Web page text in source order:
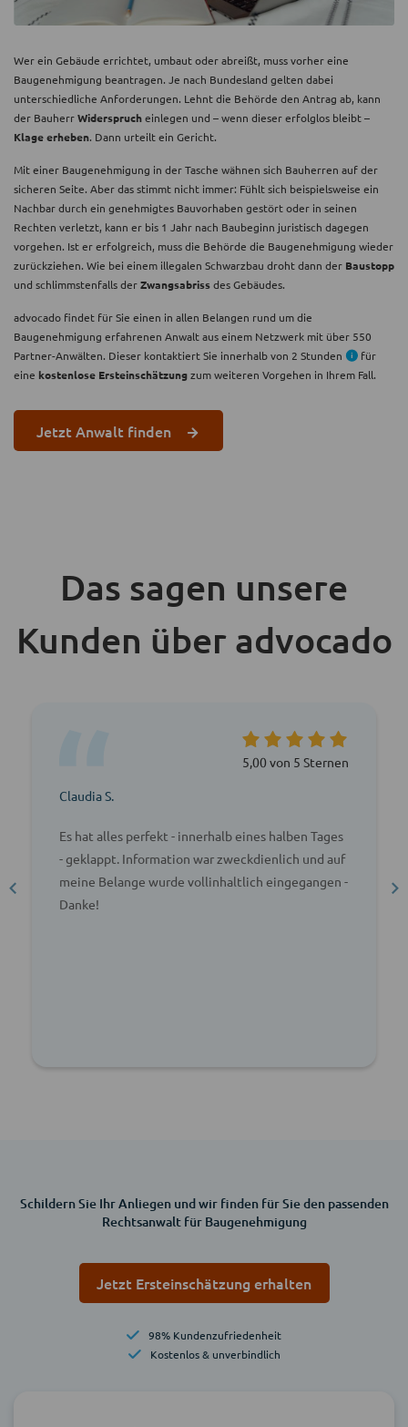
Wer ein Gebäude errichtet, umbaut oder abreißt, muss vorher eine
Baugenehmigung beantragen. Je nach Bundesland gelten dabei
unterschiedliche Anforderungen. Lehnt die Behörde den Antrag ab, kann
der BauherrWidersprucheinlegen und – wenn dieser erfolglos bleibt –
Klage erheben. Dann urteilt ein Gericht.
Mit einer Baugenehmigung in der Tasche wähnen sich Bauherren auf der
sicheren Seite. Aber das stimmt nicht immer: Fühlt sich beispielsweise ein
Nachbar durch ein genehmigtes Bauvorhaben gestört oder in seinen
Rechten verletzt, kann er bis 1 Jahr nach Baubeginn juristisch dagegen
vorgehen. Ist er erfolgreich, muss die Behörde die Baugenehmigung wieder
zurückziehen. Wie bei einem illegalen Schwarzbau droht dann der Baustopp
und schlimmstenfalls derZwangsabrissdes Gebäudes.
advocado findet für Sie einen in allen Belangen rund um die
Baugenehmigung erfahrenen Anwalt aus einem Netzwerk mit über 550
Partner-Anwälten. Dieser kontaktiert Sie innerhalb von 2 Stunden
für
eine kostenlose Ersteinschätzungzum weiteren Vorgehen in Ihrem Fall.
Jetzt Anwalt finden
Das sagen unsere
Kunden über advocado
5,00 von 5 Sternen
Claudia S.
Es hat alles perfekt - innerhalb eines halben Tages
- geklappt. Information war zweckdienlich und auf
meine Belange wurde vollinhaltlich eingegangen -
Danke!
Schildern Sie Ihr Anliegen und wir finden für Sie den passenden
Rechtsanwalt für Baugenehmigung
Jetzt Ersteinschätzung erhalten
98% Kundenzufriedenheit
Kostenlos & unverbindlich